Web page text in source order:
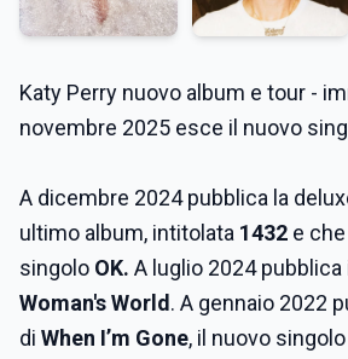
Katy Perry nuovo album e tour -
novembre 2025 esce il nuovo
A dicembre 2024 pubblica la
ultimo album, intitolata 1432 e
singolo OK. A luglio 2024
Woman's World . A gennaio 2022
di When I’m Gone, il nuovo